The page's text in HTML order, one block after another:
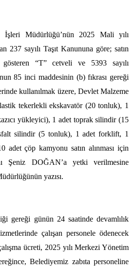
İşleri Müdürlüğü’nün 2025 Mali yılı
237 sayılı Taşıt Kanununa göre; satın
gösteren “T” cetveli ve 5393 sayılı
85 inci maddesinin (b) fıkrası gereği
kullanılmak üzere, Devlet Malzeme
tekerlekli ekskavatör (20 tonluk), 1
yükleyici), 1 adet toprak silindir (15
silindir (5 tonluk), 1 adet forklift, 1
adet çöp kamyonusatın alınması için
Şeniz DOĞAN’a yetki verilmesine
yazısı.
gereği günün 24 saatinde devamlılık
çalışan personele ödenecek
ücreti, 2025 yılı Merkezi Yönetim
Belediyemiz zabıta personeline